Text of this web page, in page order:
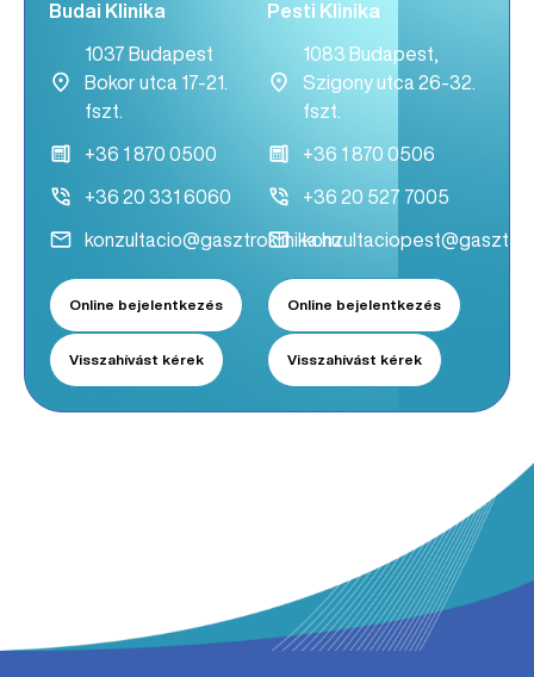
Budai Klinika
1037 Budapest
Bokor utca 17-21.
fszt.
+36 1 870 0500
+36 20 331 6060
konzultacio@gasztroklinika.hu
Online bejelentkezés
Visszahívást kérek
Pesti Klinika
1083 Budapest,
Szigony utca 26-32.
fszt.
+36 1 870 0506
+36 20 527 7005
Online bejelentkezés
Visszahívást kérek